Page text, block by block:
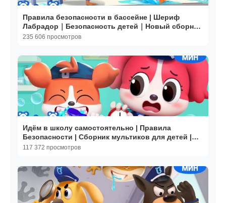
Правила безопасности в бассейне | Шериф
Лабрадор｜Безопасность детей｜Новый сборник
мультиков｜BabyBus
235 606 просмотров
Идём в школу самостоятельно | Правила
Безопасности | Сборник мультиков для детей |
Шериф Лабрадор
117 372 просмотров